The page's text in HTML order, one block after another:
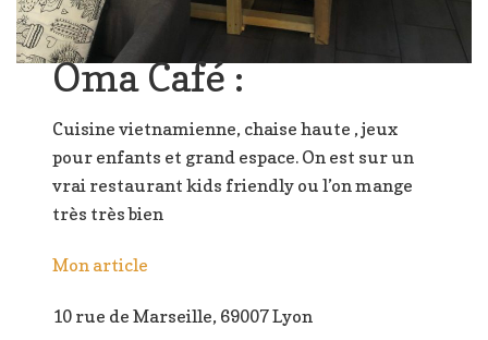
Oma Café :
Cuisine vietnamienne, chaise haute , jeux
pour enfants et grand espace. On est sur un
vrai restaurant kids friendly ou l’on mange
très très bien
Mon article
10 rue de Marseille, 69007 Lyon